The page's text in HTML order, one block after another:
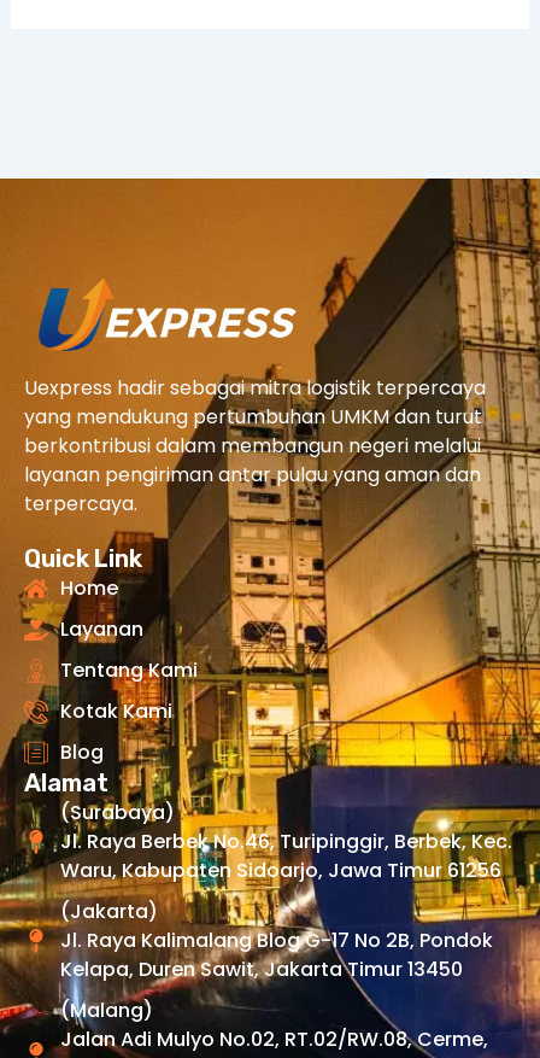
Uexpress hadir sebagai mitra logistik terpercaya
yang mendukung pertumbuhan UMKM dan turut
berkontribusi dalam membangun negeri melalui
layanan pengiriman antar pulau yang aman dan
terpercaya.
Quick Link
Home
Layanan
Tentang Kami
Kotak Kami
Blog
Alamat
(Surabaya)
Jl. Raya Berbek No.46, Turipinggir, Berbek, Kec.
Waru, Kabupaten Sidoarjo, Jawa Timur 61256
(Jakarta)
Jl. Raya Kalimalang Blog G-17 No 2B, Pondok
Kelapa, Duren Sawit, Jakarta Timur 13450
(Malang)
Jalan Adi Mulyo No.02, RT.02/RW.08, Cerme,